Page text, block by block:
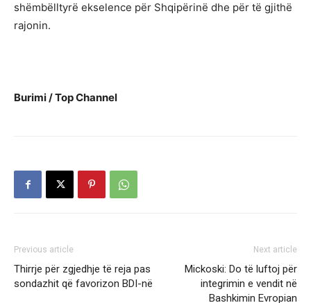
shëmbëlltyrë ekselence për Shqipërinë dhe për të gjithë
rajonin.
Burimi / Top Channel
Previous article
Thirrje për zgjedhje të reja pas
sondazhit që favorizon BDI-në
Next article
Mickoski: Do të luftoj për
integrimin e vendit në
Bashkimin Evropian